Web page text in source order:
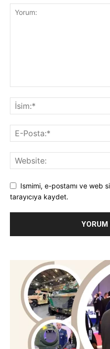
Ismimi, e-postamı ve web
tarayıcıya kaydet.